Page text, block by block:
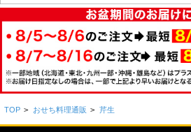
TOP > おせち料理通販 > 芹生